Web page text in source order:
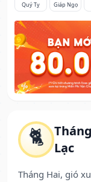
🐈
Lạc
Tháng Hai, gió
Quý Tỵ
Giáp Ngọ